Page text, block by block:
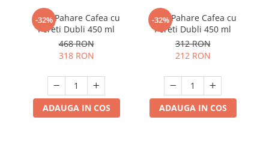
-32%
Set 6 Pahare Cafea cu
Pereti Dubli 450 ml
468 RON
318 RON
ADAUGA IN COS
-32%
Set 4 Pahare Cafea cu
Pereti Dubli 450 ml
312 RON
212 RON
ADAUGA IN COS